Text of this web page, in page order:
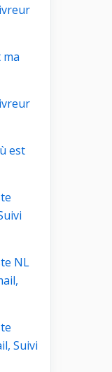
ma
est
NL
Suivi